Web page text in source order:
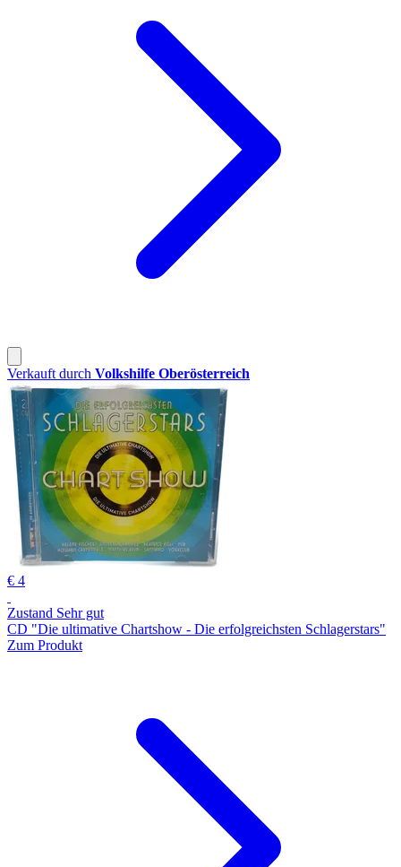
Verkauft durch Volkshilfe Oberösterreich
€ 4
Zustand Sehr gut
CD "Die ultimative Chartshow - Die erfolgreichsten Schlagerstars"
Zum Produkt